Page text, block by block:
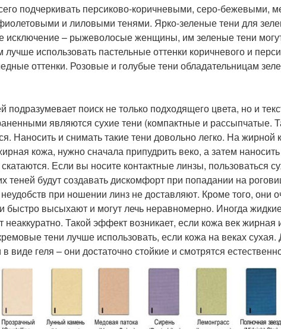
подчеркивать персиково-коричневыми, серо-бежевыми,
и лиловыми тенями. Ярко-зеленые тени для
исключение – рыжеволосые женщины, им зеленые тени
использовать пастельные оттенки коричневого и
оттенки. Розовые и голубые тени обладательницам
подразумевает поиск не только подходящего цвета, но и
являются сухие тени (компактные и рассыпчатые.
Наносить и снимать такие тени довольно легко. На жирной
кожа, нужно сначала припудрить веко, а затем наносить
Если вы носите контактные линзы, пользоваться
теней будут создавать дискомфорт при попадании на
при ношении линз не доставляют. Кроме того, они
быстро высыхают и могут лечь неравномерно. Иногда
неаккуратно. Такой эффект возникает, если кожа век
тени лучше использовать, если кожа на веках
виде геля – они достаточно стойкие и смотрятся